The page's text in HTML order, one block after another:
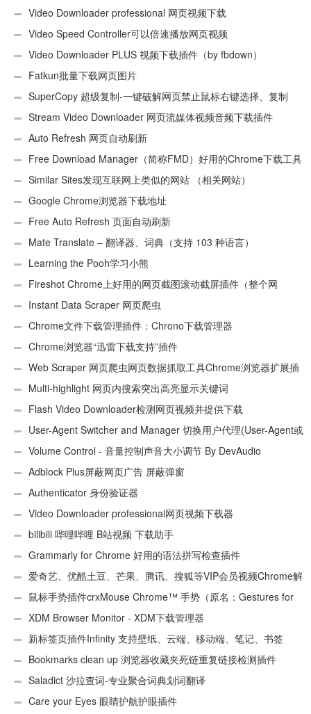
用Android）
Video Downloader professional 网页视频下载
Video Speed Controller可以倍速播放网页视频
Video Downloader PLUS 视频下载插件（by fbdown）
Fatkun批量下载网页图片
SuperCopy 超级复制-一键破解网页禁止鼠标右键选择、复制
Stream Video Downloader 网页流媒体视频音频下载插件
Auto Refresh 网页自动刷新
Free Download Manager（简称FMD）好用的Chrome下载工具
插件Similar Sites发现互联网上类似的网站 （相关网站）
Google Chrome浏览器下载地址
Free Auto Refresh 页面自动刷新
Mate Translate – 翻译器、词典（支持 103 种语言）
Learning the Pooh学习小熊
Fireshot Chrome上好用的网页截图滚动截屏插件（整个网
页）Instant Data Scraper 网页爬虫
Chrome文件下载管理插件：Chrono下载管理器
Chrome浏览器“迅雷下载支持”插件
Web Scraper 网页爬虫网页数据抓取工具Chrome浏览器扩展插
件 Multi-highlight 网页内搜索突出高亮显示关键词
Flash Video Downloader检测网页视频并提供下载
User-Agent Switcher and Manager 切换用户代理(User-Agent或
UA)Volume Control - 音量控制声音大小调节 By DevAudio
Adblock Plus屏蔽网页广告 屏蔽弹窗
Authenticator 身份验证器
Video Downloader professional网页视频下载器
bilibili 哔哩哔哩 B站视频 下载助手
Grammarly for Chrome 好用的语法拼写检查插件
爱奇艺、优酷土豆、芒果、腾讯、搜狐等VIP会员视频Chrome解
析工具鼠标手势插件crxMouse Chrome™ 手势（原名：Gestures for
Chrome(TM)汉化版）
XDM Browser Monitor - XDM下载管理器
新标签页插件Infinity 支持壁纸、云端、移动端、笔记、书签
Bookmarks clean up 浏览器收藏夹死链重复链接检测插件
Saladict 沙拉查词-专业聚合词典划词翻译
Care your Eyes 眼睛护航护眼插件